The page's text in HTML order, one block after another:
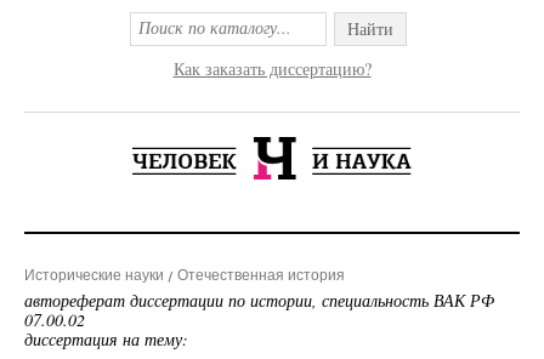
Найти
Как заказать диссертацию?
Исторические науки Отечественная история
автореферат диссертации по истории, специальность ВАК РФ
07.00.02
диссертация на тему: